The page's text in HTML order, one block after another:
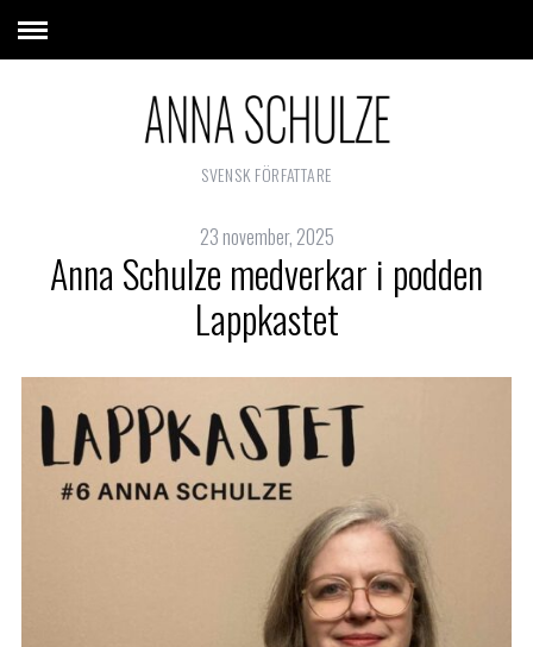
SVENSK FÖRFATTARE
23 november, 2025
Anna Schulze medverkar i podden
Lappkastet